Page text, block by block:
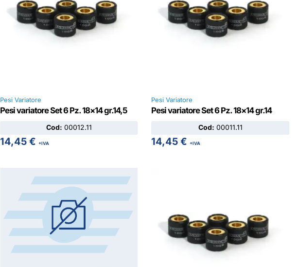
Pesi Variatore
Pesi variatore Set 6 Pz. 18×14 gr.14,5
Cod: 00012.11
14,45 € +IVA
Pesi Variatore
Pesi variatore Set 6 Pz. 18×14 gr.14
Cod: 00011.11
14,45€ +IVA